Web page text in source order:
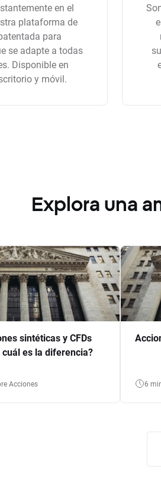
en el
plataforma de
para
se adapte a todas
Disponible en
y móvil.
Explora una
sintéticas y CFDs
es la diferencia?
Acciones 6